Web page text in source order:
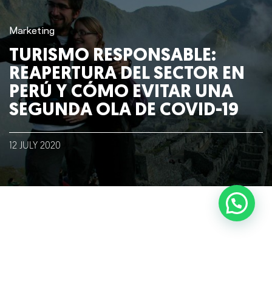
Blog
Talento
Conversemos
Marketing
TURISMO RESPONSABLE:
REAPERTURA DEL SECTOR EN
PERÚ Y CÓMO EVITAR UNA
SEGUNDA OLA DE COVID-19
12 JULY 2020